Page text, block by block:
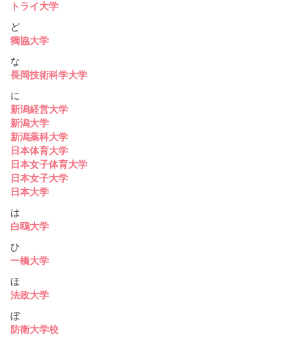
トライ大学
ど
獨協大学
な
長岡技術科学大学
に
新潟経営大学
新潟大学
新潟薬科大学
日本体育大学
日本女子体育大学
日本女子大学
日本大学
は
白鴎大学
ひ
一橋大学
ほ
法政大学
ぼ
防衛大学校